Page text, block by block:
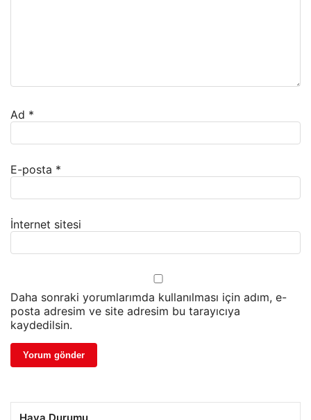
Ad *
E-posta *
İnternet sitesi
Daha sonraki yorumlarımda kullanılması için adım, e-
posta adresim ve site adresim bu tarayıcıya
kaydedilsin.
Hava Durumu